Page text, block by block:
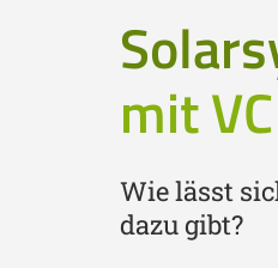
mit
Wie lässt
dazu gibt?